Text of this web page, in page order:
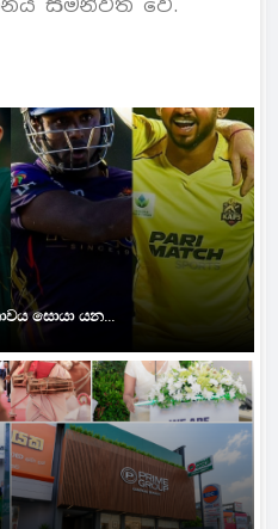
සමන්විත වේ.
සොයා යන...